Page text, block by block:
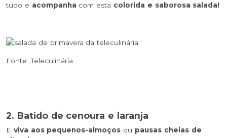
tudo e acompanha com esta colorida e saborosa salada!
Fonte: Teleculinária
2. Batido de cenoura e laranja
E viva aos pequenos-almoços ou pausas cheias de